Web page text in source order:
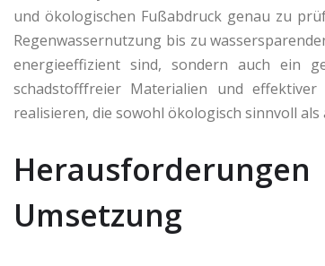
und ökologischen Fußabdruck genau zu
Regenwassernutzung bis zu
energieeffizient sind, sondern auch ein
schadstofffreier Materialien und
realisieren, die sowohl ökologisch sinnvoll
Umsetzung